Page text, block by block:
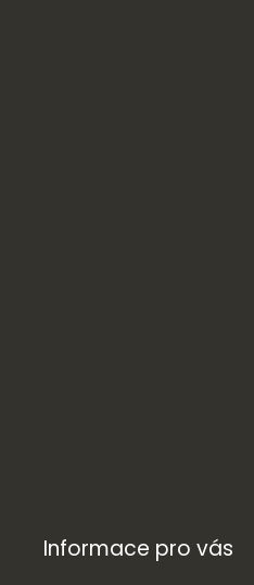
Informace pro vás